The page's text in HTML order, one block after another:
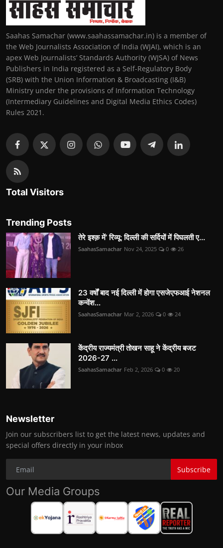
Saahas Samachar (www.saahassamachar.in) is a member of
the Web Journalists Association of India (WJAI), which is an
apex Web Journalists’ Standards Authority (WJSA) of News
Publishers in India registered as a Self-Regulatory Body
(SRB) with the Union Information & Broadcasting (I&B)
Ministry under the provisions of Information Technology
(Intermediary Guidelines and Digital Media Ethics Codes)
Rules 2021.
Total Visitors
Trending Posts
तेरे इश्क़ में’ रिव्यू: दिल्ली की सर्दियों में पिघलती ए...
SaahasSamachar Nov 24, 2025 0 26
23 वर्षों बाद नई दिल्ली में होगा एसजेएफआई नेशनल
कन्वेंश...
SaahasSamachar Mar 2, 2026 0 24
केंद्रीय राज्यमंत्री तोखन साहू ने केंद्रीय बजट
2026-27 ...
SaahasSamachar Feb 2, 2026 0 20
Newsletter
Join our subscribers list to get the latest news, updates and
special offers directly in your inbox
Subscribe
Our Media Groups